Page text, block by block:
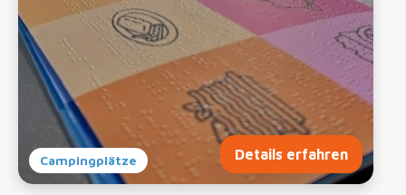
Campingplätze Details erfahren